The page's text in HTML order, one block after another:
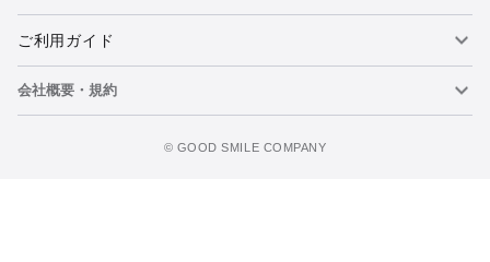
ねんどろいど
ねんどろいどフェイスメーカー
ご利用ガイド
重要なお知らせ
会社概要・規約
©️ GOOD SMILE COMPANY